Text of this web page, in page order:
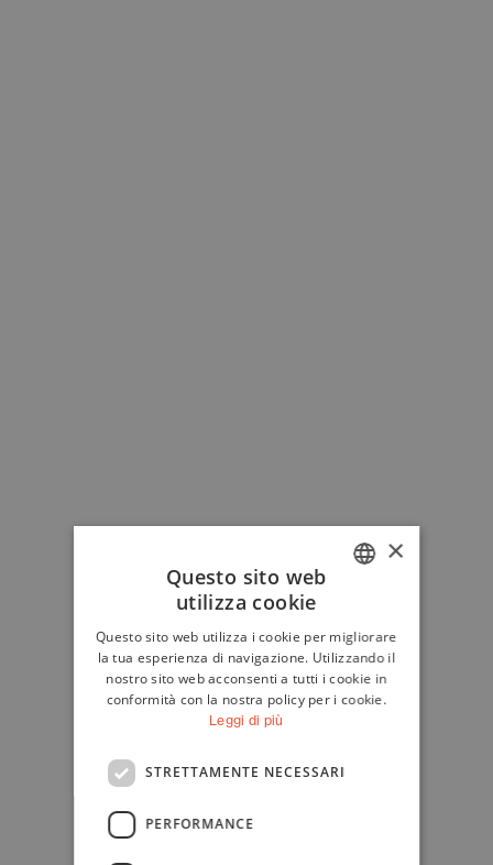
ENGLISH
×
Questo sito web
utilizza cookie
Questo sito web utilizza i cookie per migliorare
la tua esperienza di navigazione. Utilizzando il
nostro sito web acconsenti a tutti i cookie in
conformità con la nostra policy per i cookie.
Leggi di più
STRETTAMENTE NECESSARI
PERFORMANCE